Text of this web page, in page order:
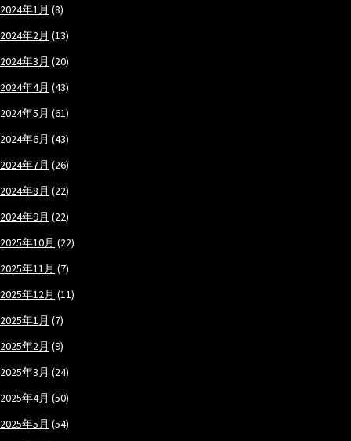
2024年1月 (8)
2024年2月 (13)
2024年3月 (20)
2024年4月 (43)
2024年5月 (61)
2024年6月 (43)
2024年7月 (26)
2024年8月 (22)
2024年9月 (22)
2025年10月 (22)
2025年11月 (7)
2025年12月 (11)
2025年1月 (7)
2025年2月 (9)
2025年3月 (24)
2025年4月 (50)
2025年5月 (54)